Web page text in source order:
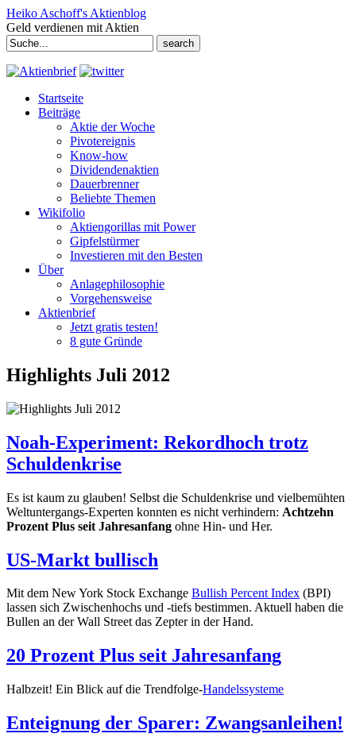
Heiko Aschoff's Aktienblog
Geld verdienen mit Aktien
Search
for:
Startseite
Beiträge
Aktie der Woche
Pivotereignis
Know-how
Dividendenaktien
Dauerbrenner
Beliebte Themen
Wikifolio
Aktiengorillas mit Power
Gipfelstürmer
Investieren mit den Besten
Über
Anlagephilosophie
Vorgehensweise
Aktienbrief
Jetzt gratis testen!
8 gute Gründe
Highlights Juli 2012
Noah-Experiment: Rekordhoch trotz
Schuldenkrise
Es ist kaum zu glauben! Selbst die Schuldenkrise und vielbemühten
Weltuntergangs-Experten konnten es nicht verhindern: Achtzehn
Prozent Plus seit Jahresanfang ohne Hin- und Her.
US-Markt bullisch
Mit dem New York Stock Exchange Bullish Percent Index (BPI)
lassen sich Zwischenhochs und -tiefs bestimmen. Aktuell haben die
Bullen an der Wall Street das Zepter in der Hand.
20 Prozent Plus seit Jahresanfang
Halbzeit! Ein Blick auf die Trendfolge-Handelssysteme
Enteignung der Sparer: Zwangsanleihen!